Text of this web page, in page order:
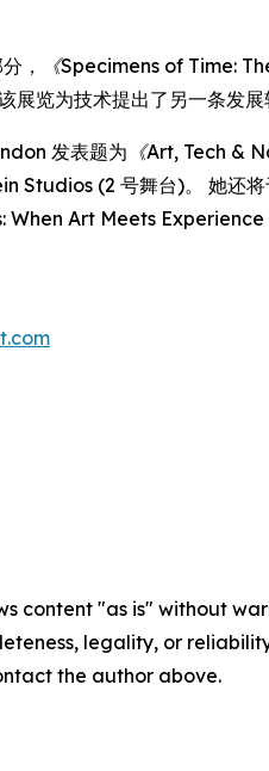
， 《Specimens of Time:
展览为技术提出了另一条发
发表题为 《Art, Tech &
Studios (2 号舞台)。 她
When Art Meets Experience
content "as is" without
legality, or
the author above.